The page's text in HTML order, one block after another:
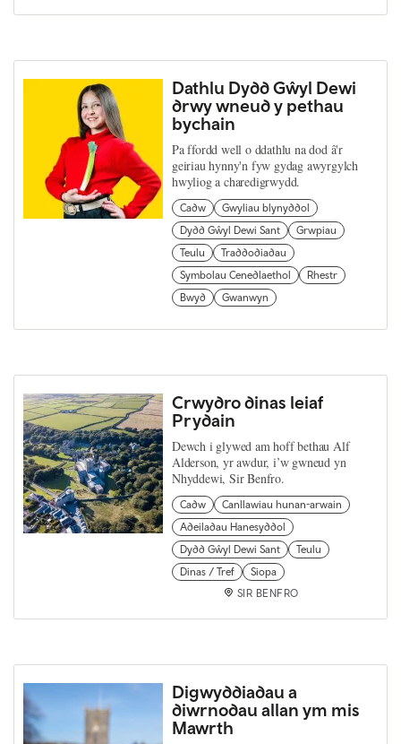
Dathlu Dydd Gŵyl Dewi
drwy wneud y pethau
bychain
Pa ffordd well o ddathlu na dod â'r
geiriau hynny'n fyw gydag awyrgylch
hwyliog a charedigrwydd.
Cadw
Gwyliau blynyddol
Dydd Gŵyl Dewi Sant
Grwpiau
Teulu
Traddodiadau
Symbolau Cenedlaethol
Rhestr
Bwyd
Gwanwyn
Crwydro dinas leiaf
Prydain
Dewch i glywed am hoff bethau Alf
Alderson, yr awdur, i’w gwneud yn
Nhyddewi, Sir Benfro.
Cadw
Canllawiau hunan-arwain
Adeiladau Hanesyddol
Dydd Gŵyl Dewi Sant
Teulu
Dinas / Tref
Siopa
SIR BENFRO
Digwyddiadau a
diwrnodau allan ym mis
Mawrth